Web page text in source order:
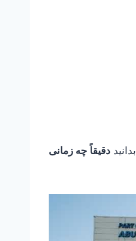
دقیقاً چه زمانی